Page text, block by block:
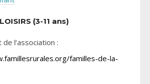
(3-11 ans)
l’association :
familles-de-la-